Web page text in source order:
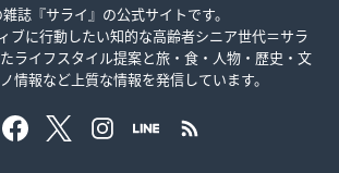
誌『サライ』の公式サイトです。
ブに行動したい知的な高齢者シニア世代＝サラ
ライフスタイル提案と旅・食・人物・歴史・文
情報など上質な情報を発信しています。